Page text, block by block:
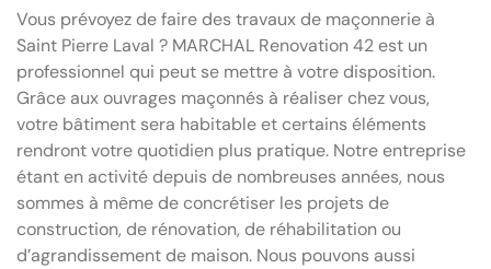
Vous prévoyez de faire des travaux de maçonnerie à
Saint Pierre Laval ? MARCHAL Renovation 42 est un
professionnel qui peut se mettre à votre disposition.
Grâce aux ouvrages maçonnés à réaliser chez vous,
votre bâtiment sera habitable et certains éléments
rendront votre quotidien plus pratique. Notre entreprise
étant en activité depuis de nombreuses années, nous
sommes à même de concrétiser les projets de
construction, de rénovation, de réhabilitation ou
d’agrandissement de maison. Nous pouvons aussi